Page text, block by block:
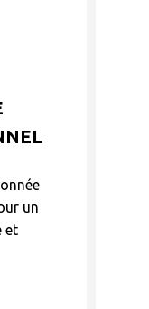
un
et